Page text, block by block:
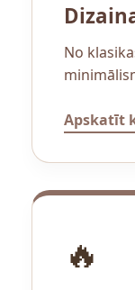
No
Apskatīt
🔥